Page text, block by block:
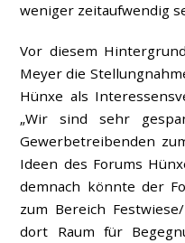
weniger zeitaufwendig
Vor diesem
Meyer die
Hünxe als
„Wir sind sehr
Gewerbetreibenden
Ideen des Forums
demnach könnte der
zum Bereich
dort Raum für